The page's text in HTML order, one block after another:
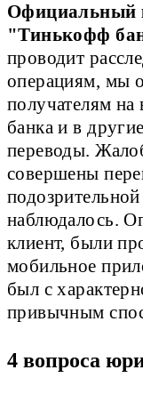
Официальный
"Тинькофф
проводит
операциям, мы
получателям на
банка и в
переводы.
совершены
наблюдалось.
клиент, были
мобильное
был с
привычным
4 вопроса